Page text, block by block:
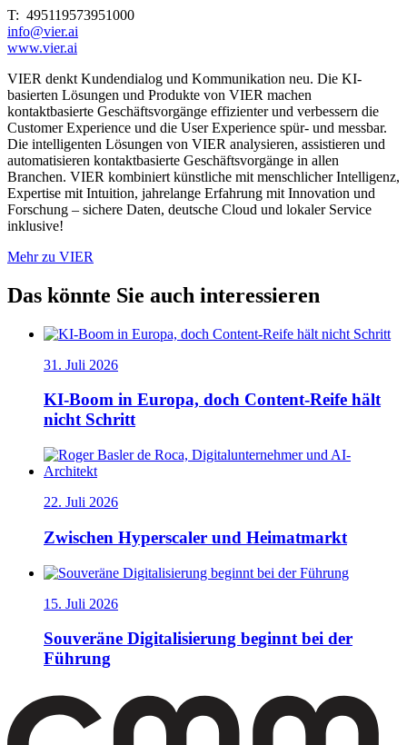
T: 495119573951000
info@vier.ai
www.vier.ai
VIER denkt Kundendialog und Kommunikation neu. Die KI-
basierten Lösungen und Produkte von VIER machen
kontaktbasierte Geschäftsvorgänge effizienter und verbessern die
Customer Experience und die User Experience spür- und messbar.
Die intelligenten Lösungen von VIER analysieren, assistieren und
automatisieren kontaktbasierte Geschäftsvorgänge in allen
Branchen. VIER kombiniert künstliche mit menschlicher Intelligenz,
Expertise mit Intuition, jahrelange Erfahrung mit Innovation und
Forschung – sichere Daten, deutsche Cloud und lokaler Service
inklusive!
Mehr zu VIER
Das könnte Sie auch interessieren
31. Juli 2026
KI-Boom in Europa, doch Content-Reife hält
nicht Schritt
22. Juli 2026
Zwischen Hyperscaler und Heimatmarkt
15. Juli 2026
Souveräne Digitalisierung beginnt bei der
Führung